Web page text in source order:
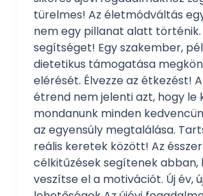
türelmes! Az életmódváltás
nem egy pillanat alatt történik.
segítséget! Egy szakember,
dietetikus támogatása
elérését. Élvezze az étkezést!
étrend nem jelenti azt, hogy le
mondanunk minden
az egyensúly megtalálása.
reális keretek között! Az
célkitűzések segítenek abban,
veszítse el a motivációt. Új év,